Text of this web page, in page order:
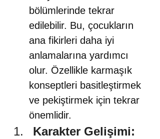
bölümlerinde tekrar
edilebilir. Bu, çocukların
ana fikirleri daha iyi
anlamalarına yardımcı
olur. Özellikle karmaşık
konseptleri basitleştirmek
ve pekiştirmek için tekrar
önemlidir.
Karakter Gelişimi: